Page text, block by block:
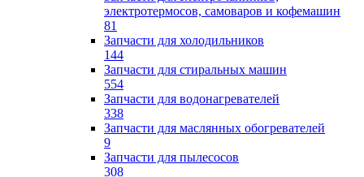
электротермосов, самоваров и кофемашин
81
Запчасти для холодильников
144
Запчасти для стиральных машин
554
Запчасти для водонагревателей
338
Запчасти для маслянных обогревателей
9
Запчасти для пылесосов
308